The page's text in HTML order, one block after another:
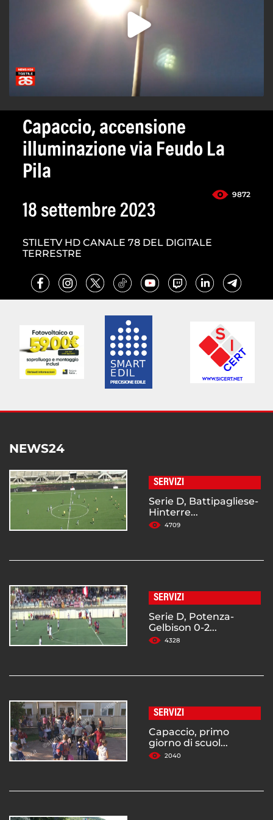
Capaccio, accensione
illuminazione via Feudo La
Pila
9872
18 settembre 2023
STILETV HD CANALE 78 DEL DIGITALE
TERRESTRE
NEWS24
SERVIZI
Serie D, Battipagliese-
Hinterre...
4709
SERVIZI
Serie D, Potenza-
Gelbison 0-2...
4328
SERVIZI
Capaccio, primo
giorno di scuol...
2040